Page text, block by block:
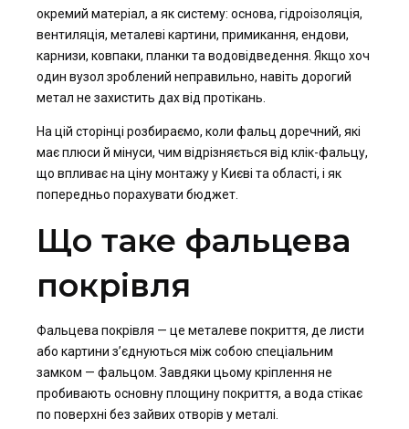
окремий матеріал, а як систему: основа, гідроізоляція,
вентиляція, металеві картини, примикання, ендови,
карнизи, ковпаки, планки та водовідведення. Якщо хоч
один вузол зроблений неправильно, навіть дорогий
метал не захистить дах від протікань.
На цій сторінці розбираємо, коли фальц доречний, які
має плюси й мінуси, чим відрізняється від клік-фальцу,
що впливає на ціну монтажу у Києві та області, і як
попередньо порахувати бюджет.
Що таке фальцева
покрівля
Фальцева покрівля — це металеве покриття, де листи
або картини з’єднуються між собою спеціальним
замком — фальцом. Завдяки цьому кріплення не
пробивають основну площину покриття, а вода стікає
по поверхні без зайвих отворів у металі.